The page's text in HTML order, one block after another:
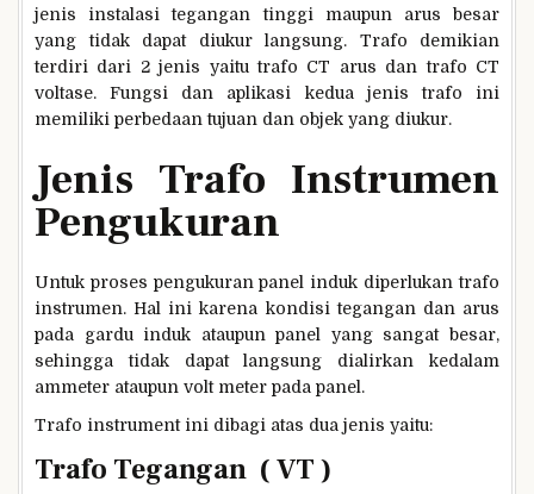
jenis instalasi tegangan tinggi maupun arus besar
yang tidak dapat diukur langsung. Trafo demikian
terdiri dari 2 jenis yaitu trafo CT arus dan trafo CT
voltase. Fungsi dan aplikasi kedua jenis trafo ini
memiliki perbedaan tujuan dan objek yang diukur.
Jenis Trafo Instrumen
Pengukuran
Untuk proses pengukuran panel induk diperlukan trafo
instrumen. Hal ini karena kondisi tegangan dan arus
pada gardu induk ataupun panel yang sangat besar,
sehingga tidak dapat langsung dialirkan kedalam
ammeter ataupun volt meter pada panel.
Trafo instrument ini dibagi atas dua jenis yaitu:
Trafo Tegangan ( VT )